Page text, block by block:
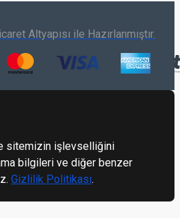
Altyapısı ile Hazırlanmıştır.
sitemizin işlevselliğini
bilgileri ve diğer benzer
Gizlilik Politikası.